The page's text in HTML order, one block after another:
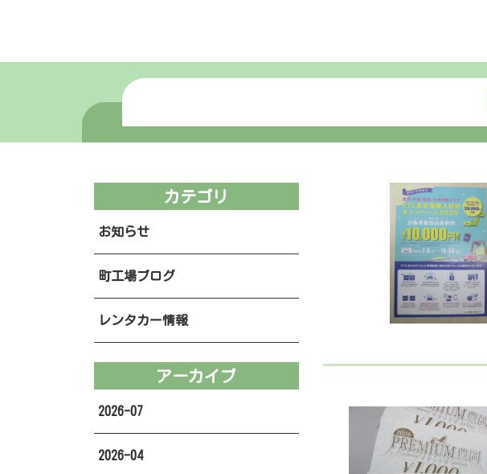
カテゴリ
お知らせ
町工場ブログ
レンタカー情報
アーカイブ
2026-07
2026-04